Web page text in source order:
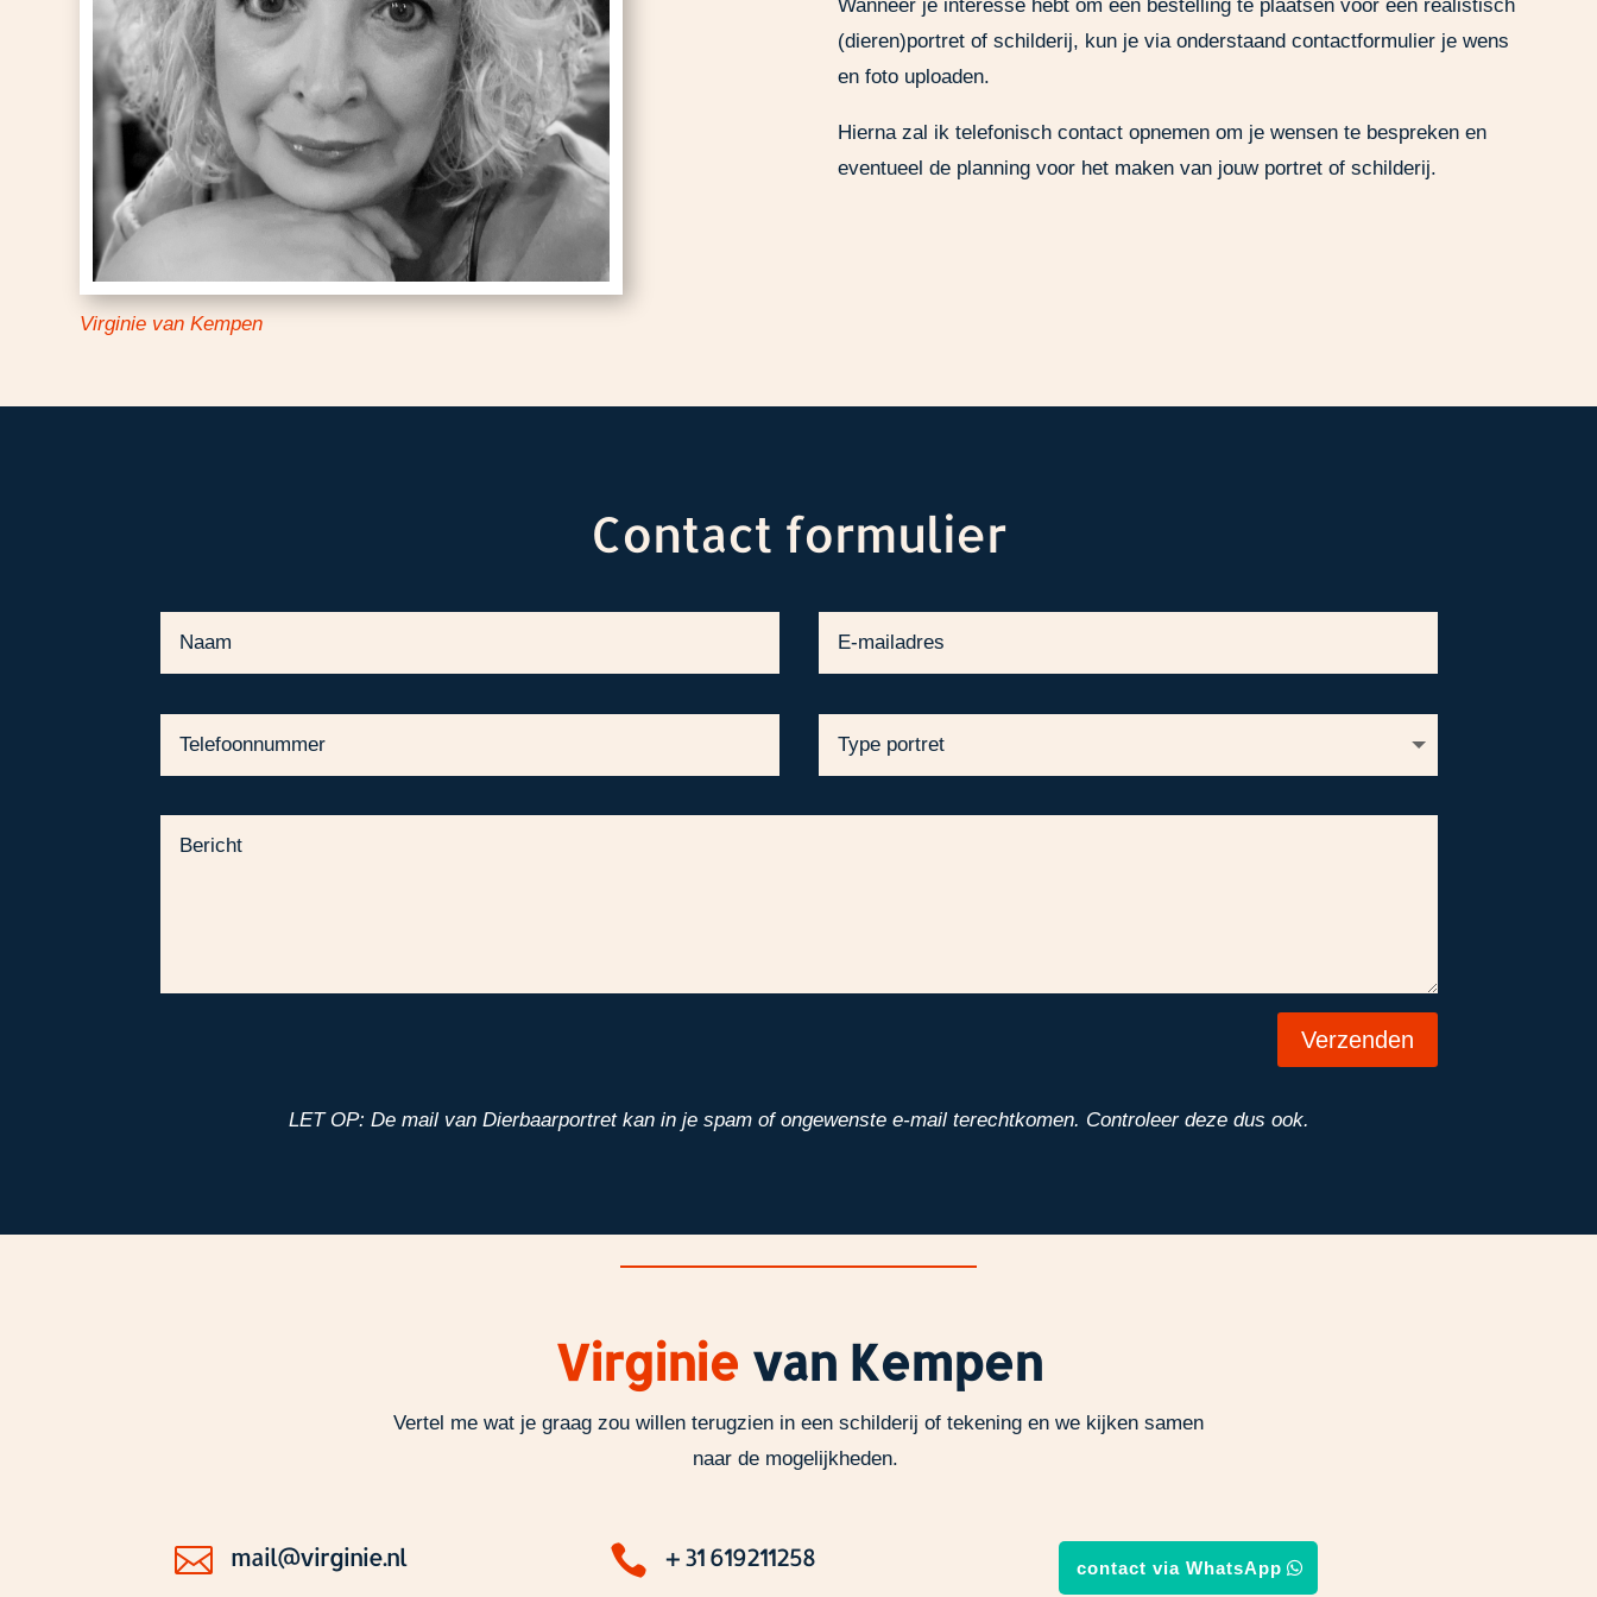
Virginie van Kempen
Wanneer je interesse hebt om een bestelling te plaatsen voor een realistisch
(dieren)portret of schilderij, kun je via onderstaand contactformulier je wens
en foto uploaden.
Hierna zal ik telefonisch contact opnemen om je wensen te bespreken en
eventueel de planning voor het maken van jouw portret of schilderij.
Contact formulier
Verzenden
LET OP: De mail van Dierbaarportret kan in je spam of ongewenste e-mail terechtkomen. Controleer deze dus ook.
Virginie van Kempen
Vertel me wat je graag zou willen terugzien in een schilderij of tekening en we kijken samen
naar de mogelijkheden.
 mail@virginie.nl  + 31 619211258 contact via WhatsApp